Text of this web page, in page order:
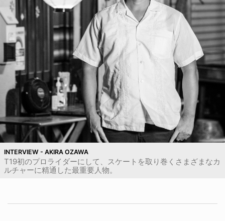
INTERVIEW - AKIRA OZAWA
T19初のプロライダーにして、スケートを取り巻くさまざまなカ
ルチャーに精通した最重要人物。